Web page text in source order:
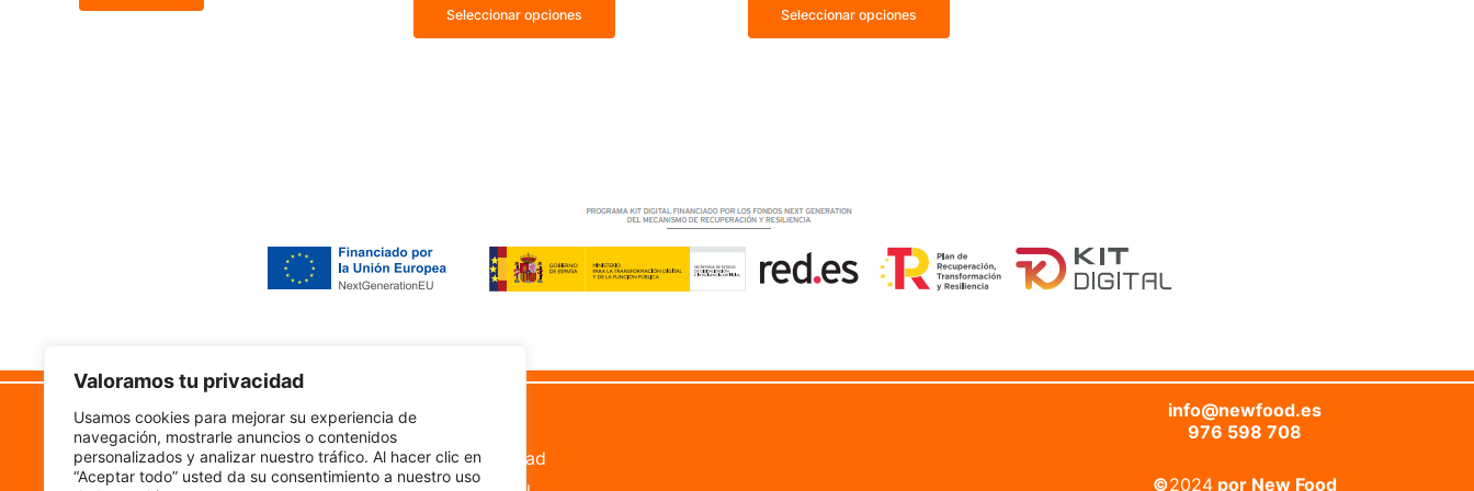
Valoramos tu privacidad
Usamos cookies para mejorar su experiencia de
navegación, mostrarle anuncios o contenidos
personalizados y analizar nuestro tráfico. Al hacer clic en
“Aceptar todo” usted da su consentimiento a nuestro uso
Seleccionar opciones Seleccionar opciones
Camino Vistabella 222
50011, Zaragoza
Accesibilidad
info@newfood.es
976 598 708
©2024por New Food